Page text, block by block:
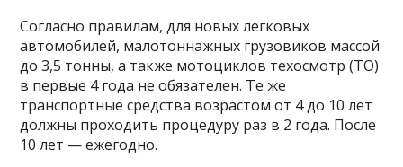
Согласно правилам, для новых легковых
автомобилей, малотоннажных грузовиков массой
до 3,5 тонны, а также мотоциклов техосмотр (ТО)
в первые 4 года не обязателен. Те же
транспортные средства возрастом от 4 до 10 лет
должны проходить процедуру раз в 2 года. После
10 лет — ежегодно.